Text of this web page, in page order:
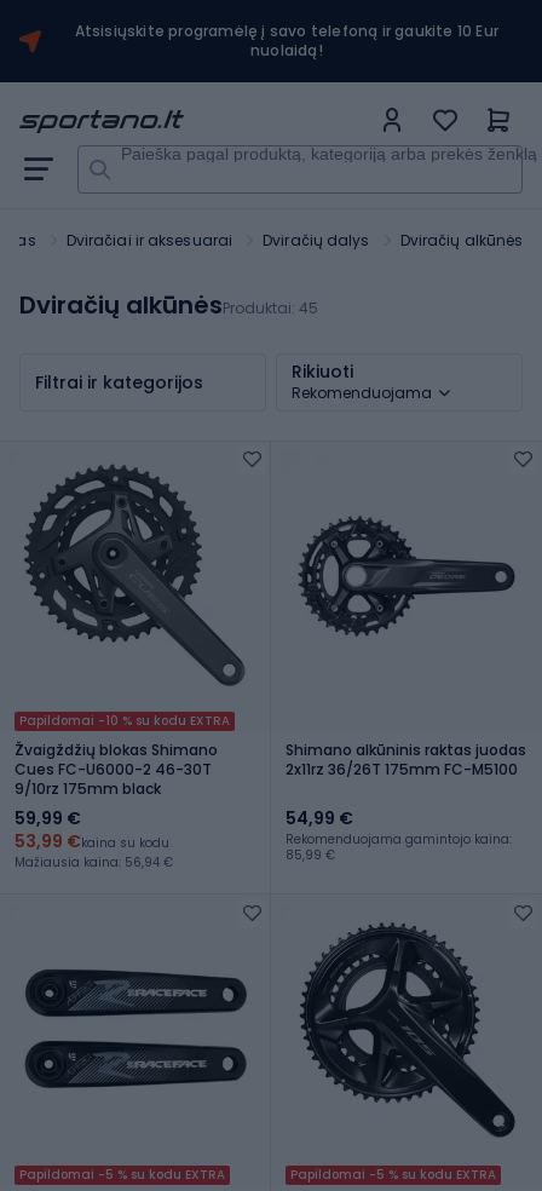
Atsisiųskite programėlę į savo telefoną ir gaukite 10 Eur
nuolaidą!
Paieška pagal produktą, kategoriją arba prekės ženklą
Dviračiai ir aksesuarai Dviračių dalys Dviračių alkūnės
Dviračių alkūnėsProduktai: 45
Filtrai ir kategorijos Rikiuoti
Rekomenduojama
Papildomai -10 % su kodu EXTRA
Žvaigždžių blokas Shimano
Cues FC-U6000-2 46-30T
9/10rz 175mm black
59,99 €
53,99 €kaina su kodu
Mažiausia kaina: 56,94 €
Shimano alkūninis raktas juodas
2x11rz 36/26T 175mm FC-M5100
54,99 €
Rekomenduojama gamintojo kaina:
85,99 €
Papildomai -5 % su kodu EXTRA Papildomai -5 % su kodu EXTRA